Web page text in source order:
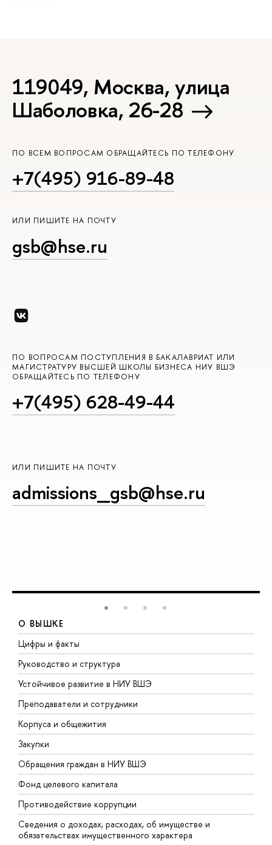
119049, Москва, улица
Шаболовка, 26-28
ПО ВСЕМ ВОПРОСАМ ОБРАЩАЙТЕСЬ ПО ТЕЛЕФОНУ
+7(495) 916-89-48
ИЛИ ПИШИТЕ НА ПОЧТУ
gsb@hse.ru
ПО ВОПРОСАМ ПОСТУПЛЕНИЯ В БАКАЛАВРИАТ ИЛИ
МАГИСТРАТУРУ ВЫСШЕЙ ШКОЛЫ БИЗНЕСА НИУ ВШЭ
ОБРАЩАЙТЕСЬ ПО ТЕЛЕФОНУ
+7(495) 628-49-44
ИЛИ ПИШИТЕ НА ПОЧТУ
admissions_gsb@hse.ru
О ВЫШКЕ
Цифры и факты
Руководство и структура
Устойчивое развитие в НИУ ВШЭ
Преподаватели и сотрудники
Корпуса и общежития
Закупки
Обращения граждан в НИУ ВШЭ
Фонд целевого капитала
Противодействие коррупции
Сведения о доходах, расходах, об имуществе и
обязательствах имущественного характера